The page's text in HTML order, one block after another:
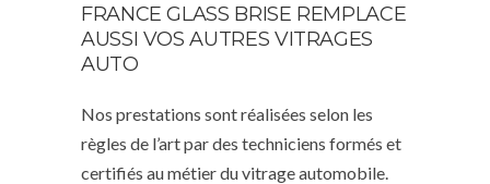
FRANCE GLASS BRISE REMPLACE
AUSSI VOS AUTRES VITRAGES
AUTO
Nos prestations sont réalisées selon les
règles de l’art par des techniciens formés et
certifiés au métier du vitrage automobile.